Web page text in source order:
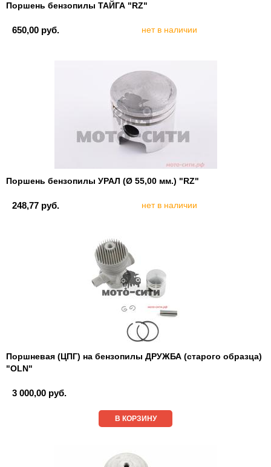
Поршень бензопилы ТАЙГА "RZ"
650,00 руб. нет в наличии
Поршень бензопилы УРАЛ (Ø 55,00 мм.) "RZ"
248,77 руб. нет в наличии
Поршневая (ЦПГ) на бензопилы ДРУЖБА (старого образца)
"OLN"
3 000,00 руб.
В КОРЗИНУ